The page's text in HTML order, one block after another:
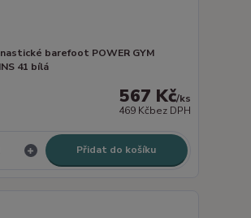
barefoot POWER GYM
41 bílá
567 Kč/ks
469 Kčbez DPH
Přidat do košíku